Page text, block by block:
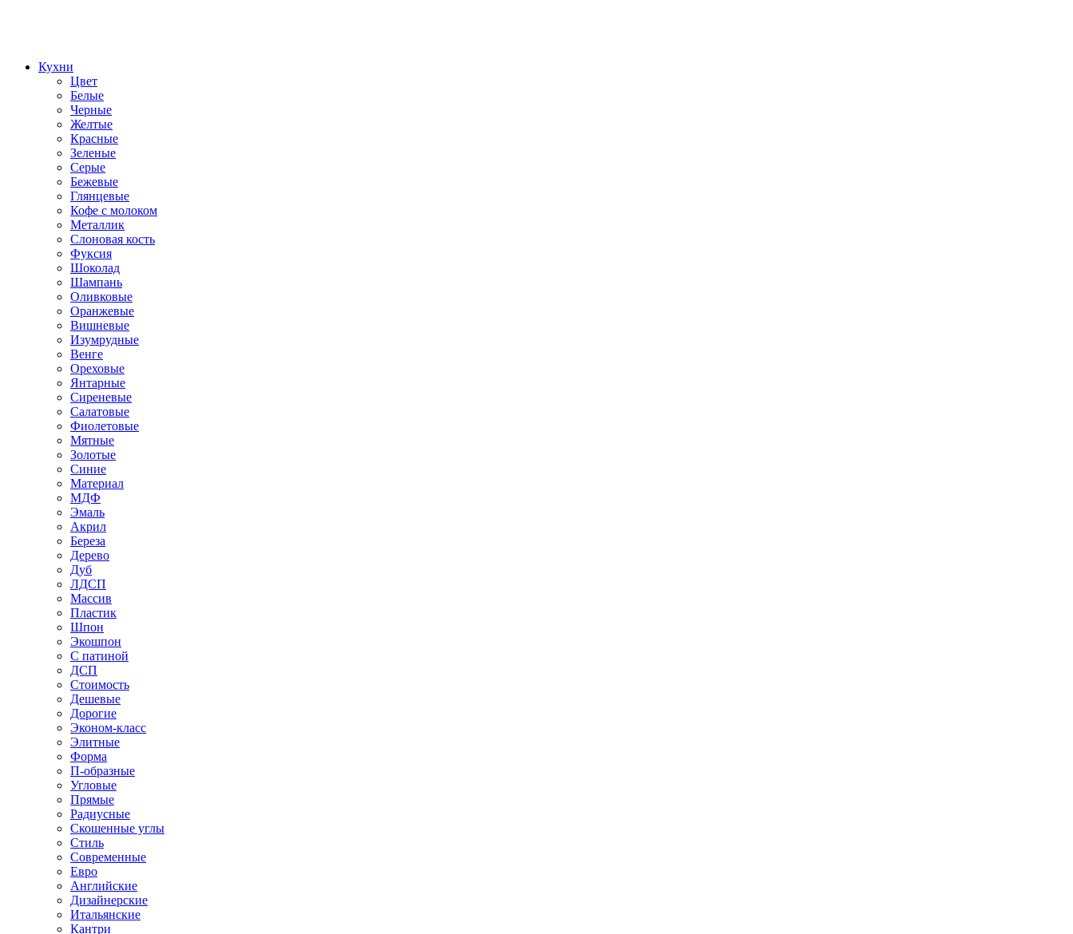
Кухни
Цвет
Белые
Черные
Желтые
Красные
Зеленые
Серые
Бежевые
Глянцевые
Кофе с молоком
Металлик
Слоновая кость
Фуксия
Шоколад
Шампань
Оливковые
Оранжевые
Вишневые
Изумрудные
Венге
Ореховые
Янтарные
Сиреневые
Салатовые
Фиолетовые
Мятные
Золотые
Синие
Материал
МДФ
Эмаль
Акрил
Береза
Дерево
Дуб
ЛДСП
Массив
Пластик
Шпон
Экошпон
С патиной
ДСП
Стоимость
Дешевые
Дорогие
Эконом-класс
Элитные
Форма
П-образные
Угловые
Прямые
Радиусные
Скошенные углы
Стиль
Современные
Евро
Английские
Дизайнерские
Итальянские
Кантри